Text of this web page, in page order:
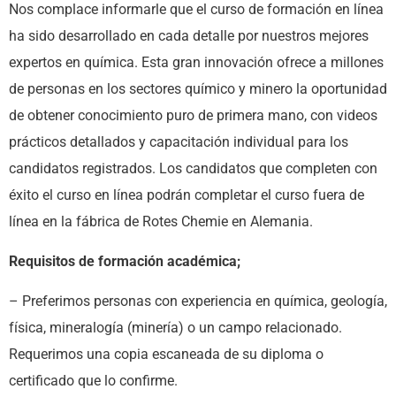
Nos complace informarle que el curso de formación en línea
ha sido desarrollado en cada detalle por nuestros mejores
expertos en química. Esta gran innovación ofrece a millones
de personas en los sectores químico y minero la oportunidad
de obtener conocimiento puro de primera mano, con videos
prácticos detallados y capacitación individual para los
candidatos registrados. Los candidatos que completen con
éxito el curso en línea podrán completar el curso fuera de
línea en la fábrica de Rotes Chemie en Alemania.
Requisitos de formación académica;
– Preferimos personas con experiencia en química, geología,
física, mineralogía (minería) o un campo relacionado.
Requerimos una copia escaneada de su diploma o
certificado que lo confirme.